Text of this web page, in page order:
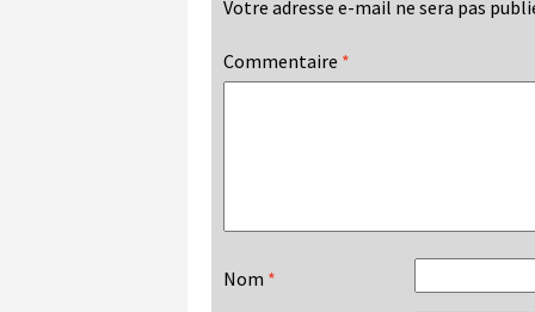
Votre adresse e-mail ne sera pas
Commentaire *
Nom *